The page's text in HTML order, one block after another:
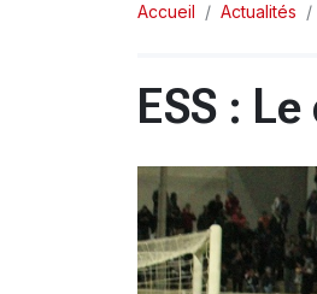
Accueil Actualités
ESS :